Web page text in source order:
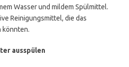
Wasser und mildem Spülmittel.
Reinigungsmittel, die das
könnten.
ausspülen